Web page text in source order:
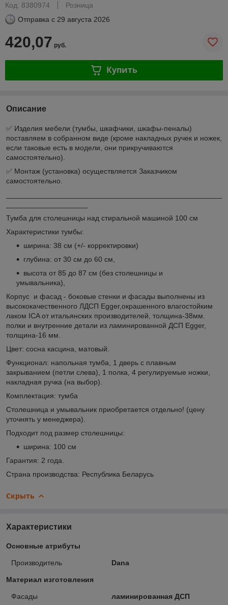
Код: 8380974
Розница
Отправка с 29 августа 2026
420,07 руб.
Купить
Описание
✅ Изделия мебели (тумбы, шкафчики, шкафы-пеналы)
поставляем в собранном виде (кроме накладных ручек и ножек,
если таковые есть в модели, они прикручиваются
самостоятельно).
✅ Монтаж (установка) осуществляется Заказчиком
самостоятельно.
Тумба для столешницы над стиральной машиной 100 см
Характеристики тумбы:
ширина: 38 см (+/- корректировки)
глубина: от 30 см до 60 см,
высота от 85 до 87 см (без столешницы и
умывальника),
Корпус и фасад - боковые стенки и фасады выполнены из
высококачественного ЛДСП Egger,окрашенного влагостойким
лаком ICA от итальянских производителей, толщина-38мм.
полки и внутренние детали из ламинированной ДСП Egger,
толщина-16 мм.
Цвет: сосна касцина, матовый.
Функционал: напольная тумба, 1 дверь с плавным
закрыванием (петли слева), 1 полка, 4 регулируемые ножки,
накладная ручка (на выбор).
Комплектация: тумба
Столешница и умывальник приобретается отдельно! (цену
уточнять у менеджера).
Подходит под размер столешницы:
ширина: 100 см
Гарантия: 2 года.
Страна производства: Республика Беларусь
Скрыть
Характеристики
Основные атрибуты
Производитель Dana
Материал изготовления
Фасады ламинированная ДСП